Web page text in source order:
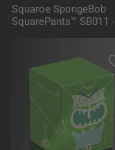
Squaroe SpongeBob
SquarePants™ SB011 -